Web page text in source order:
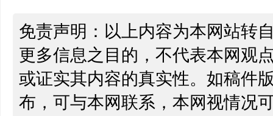
免责声明：以上内容为本网站转
更多信息之目的，不代表本网观
或证实其内容的真实性。如稿件
布，可与本网联系，本网视情况